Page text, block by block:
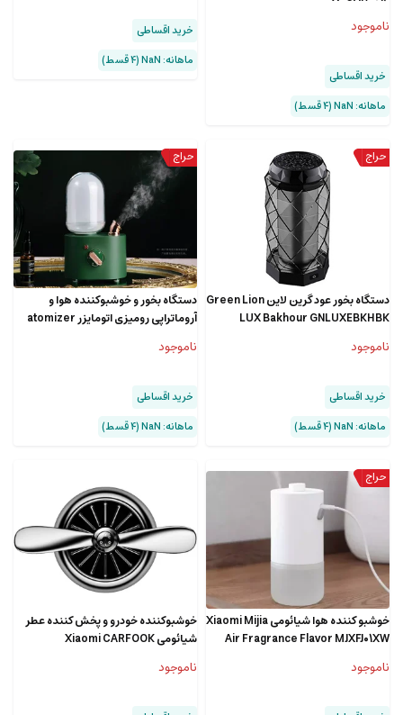
ناموجود
خرید اقساطی
ماهانه: NaN (۴ قسط)
خرید اقساطی
ماهانه: NaN (۴ قسط)
دستگاه بخور عود گرین لاین Green Lion
LUX Bakhour GNLUXEBKHBK
ناموجود
خرید اقساطی
ماهانه: NaN (۴ قسط)
دستگاه بخور و خوشبوکننده هوا و
آروماتراپی رومیزی اتومایزر atomizer
humidifying aromatherapy machine
ناموجود
خرید اقساطی
ماهانه: NaN (۴ قسط)
خوشبو کننده هوا شیائومی Xiaomi Mijia
Air Fragrance Flavor MJXFJ01XW
ناموجود
خوشبوکننده خودرو و پخش کننده عطر
شیائومی Xiaomi CARFOOK
ناموجود